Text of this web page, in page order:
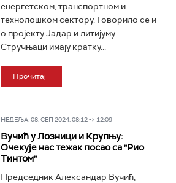
енергетском, транспортном и
технолошком сектору. Говорило се и
о пројекту Јадар и литијуму.
Стручњаци имају кратку...
Прочитај
НЕДЕЉА, 08. СЕП 2024, 08:12 -> 12:09
Вучић у Лозници и Крупњу:
Очекује нас тежак посао са "Рио
Тинтом"
Председник Александар Вучић,